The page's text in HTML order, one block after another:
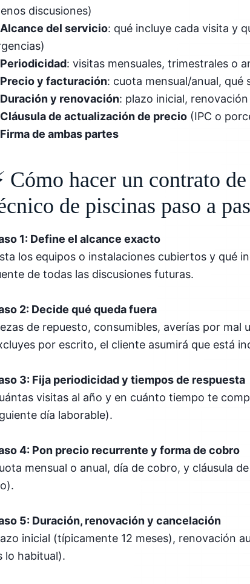
discusiones)
Alcance del servicio: qué incluye cada visita y
Periodicidad: visitas mensuales, trimestrales o
Precio y facturación: cuota mensual/anual, qué
Duración y renovación: plazo inicial,
Cláusula de actualización de precio (IPC o
Firma de ambas partes
Cómo hacer un contrato
de piscinas paso a
1: Define el alcance exacto
los equipos o instalaciones cubiertos y qué
de todas las discusiones futuras.
2: Decide qué queda fuera
de repuesto, consumibles, averías por mal
por escrito, el cliente asumirá que está
3: Fija periodicidad y tiempos de respuesta
visitas al año y en cuánto tiempo te
día laborable).
4: Pon precio recurrente y forma de cobro
mensual o anual, día de cobro, y cláusula
5: Duración, renovación y cancelación
inicial (típicamente 12 meses), renovación
lo habitual).